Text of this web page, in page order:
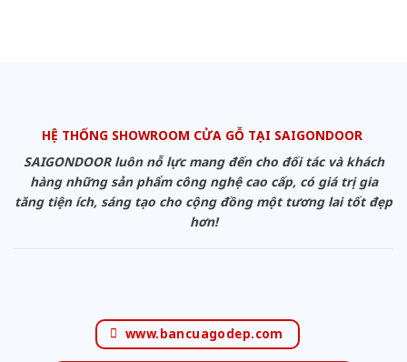
HỆ THỐNG SHOWROOM CỬA GỖ TẠI SAIGONDOOR
SAIGONDOOR luôn nỗ lực mang đến cho đối tác và khách
hàng những sản phẩm công nghệ cao cấp, có giá trị gia
tăng tiện ích, sáng tạo cho cộng đồng một tương lai tốt đẹp
hơn!
www.bancuagodep.com